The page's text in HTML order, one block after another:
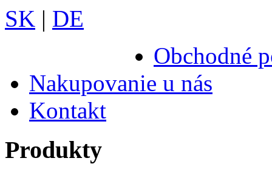
SK | DE
Obchodné
Nakupovanie u nás
Kontakt
Produkty